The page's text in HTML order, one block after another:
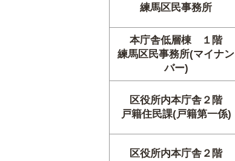
練馬区民事務所
本庁舎低層棟 １階
練馬区民事務所(マイナン
バー)
区役所内本庁舎２階
戸籍住民課(戸籍第一係)
区役所内本庁舎２階